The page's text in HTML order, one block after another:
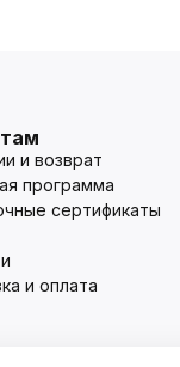
и возврат
программа
сертификаты
и оплата